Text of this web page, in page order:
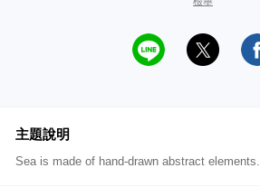
主題說明
Sea is made of hand-drawn abstract elements.